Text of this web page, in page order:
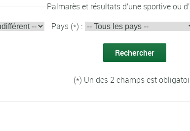
Palmarès et résultats d'une sportive ou
Pays (*) :
(*) Un des 2 champs est